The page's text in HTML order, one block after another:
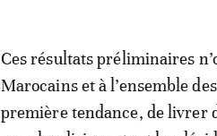
Ces résultats préliminaires
Marocains et à l’ensemble
première tendance, de livrer